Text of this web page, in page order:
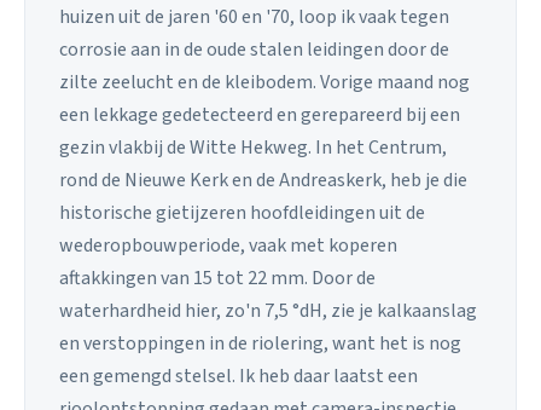
huizen uit de jaren '60 en '70, loop ik vaak tegen
corrosie aan in de oude stalen leidingen door de
zilte zeelucht en de kleibodem. Vorige maand nog
een lekkage gedetecteerd en gerepareerd bij een
gezin vlakbij de Witte Hekweg. In het Centrum,
rond de Nieuwe Kerk en de Andreaskerk, heb je die
historische gietijzeren hoofdleidingen uit de
wederopbouwperiode, vaak met koperen
aftakkingen van 15 tot 22 mm. Door de
waterhardheid hier, zo'n 7,5 °dH, zie je kalkaanslag
en verstoppingen in de riolering, want het is nog
een gemengd stelsel. Ik heb daar laatst een